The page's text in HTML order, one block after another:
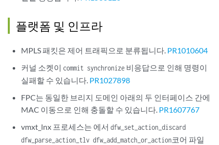
플랫폼 및 인프라
MPLS 패킷은 제어 트래픽으로 분류됩니다. PR1010604
커널 소켓이 commit synchronize 비응답으로 인해 명령이
실패할 수 있습니다. PR1027898
FPC는 동일한 브리지 도메인 아래의 두 인터페이스 간에
MAC 이동으로 인해 충돌할 수 있습니다. PR1607767
vmxt_lnx 프로세스는 에서dfw_set_action_discard
dfw_parse_action_tlv dfw_add_match_or_action코어 파일